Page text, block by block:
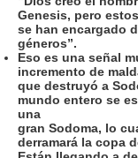
Genesis, pero
se han encargado
géneros”.
Eso es una señal
incremento de
que destruyó a
mundo entero se
una
gran Sodoma, lo
derramará la copa